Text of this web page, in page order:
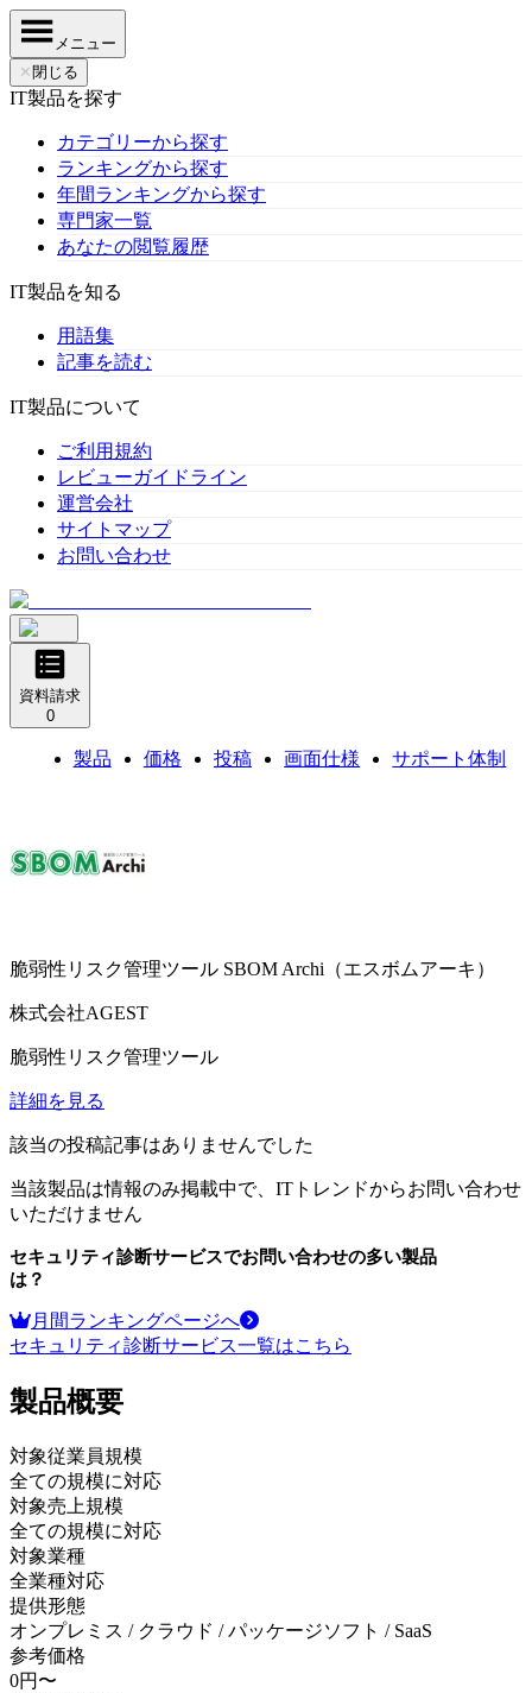
メニュー
✕ 閉じる
IT製品を探す
カテゴリーから探す
ランキングから探す
年間ランキングから探す
専門家一覧
あなたの閲覧履歴
IT製品を知る
用語集
記事を読む
IT製品について
ご利用規約
レビューガイドライン
運営会社
サイトマップ
お問い合わせ
資料請求
0
製品 価格 投稿 画面仕様 サポート体制
脆弱性リスク管理ツール SBOM Archi（エスボムアーキ）
株式会社AGEST
脆弱性リスク管理ツール
詳細を見る
該当の投稿記事はありませんでした
当該製品は情報のみ掲載中で、ITトレンドからお問い合わせ
いただけません
セキュリティ診断サービスでお問い合わせの多い製品
は？
月間ランキングページへ
セキュリティ診断サービス一覧はこちら
製品概要
対象従業員規模
全ての規模に対応
対象売上規模
全ての規模に対応
対象業種
全業種対応
提供形態
オンプレミス / クラウド / パッケージソフト / SaaS
参考価格
0円〜